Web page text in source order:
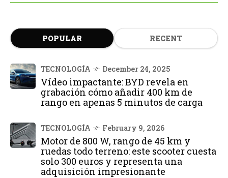
POPULAR RECENT
TECNOLOGÍA December 24, 2025
Vídeo impactante: BYD revela en
grabación cómo añadir 400 km de
rango en apenas 5 minutos de carga
TECNOLOGÍA February 9, 2026
Motor de 800 W, rango de 45 km y
ruedas todo terreno: este scooter cuesta
solo 300 euros y representa una
adquisición impresionante